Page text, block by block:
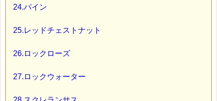
24.パイン
25.レッドチェストナット
26.ロックローズ
27.ロックウォーター